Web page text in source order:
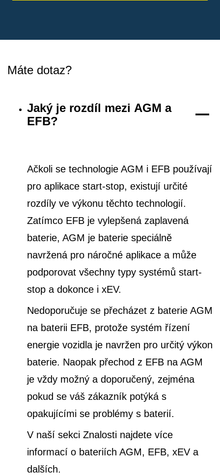
Máte dotaz?
Jaký je rozdíl mezi AGM a
EFB?
Ačkoli se technologie AGM i EFB používají
pro aplikace start-stop, existují určité
rozdíly ve výkonu těchto technologií.
Zatímco EFB je vylepšená zaplavená
baterie, AGM je baterie speciálně
navržená pro náročné aplikace a může
podporovat všechny typy systémů start-
stop a dokonce i xEV.
Nedoporučuje se přecházet z baterie AGM
na baterii EFB, protože systém řízení
energie vozidla je navržen pro určitý výkon
baterie. Naopak přechod z EFB na AGM
je vždy možný a doporučený, zejména
pokud se váš zákazník potýká s
opakujícími se problémy s baterií.
V naší sekci Znalosti najdete více
informací o bateriích AGM, EFB, xEV a
dalších.